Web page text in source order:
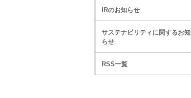
IRのお知らせ
サステナビリティに関するお知
らせ
RSS一覧